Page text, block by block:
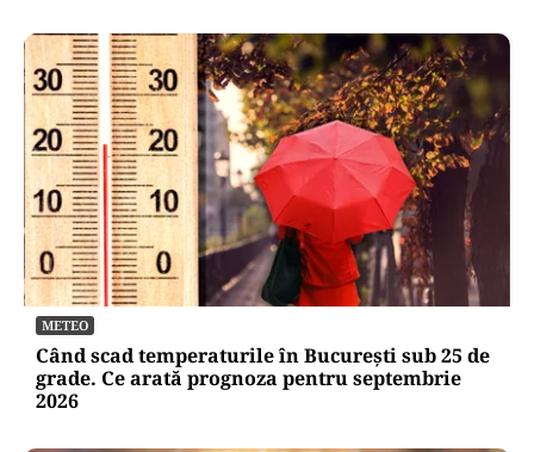
METEO
Când scad temperaturile în București sub 25 de
grade. Ce arată prognoza pentru septembrie
2026